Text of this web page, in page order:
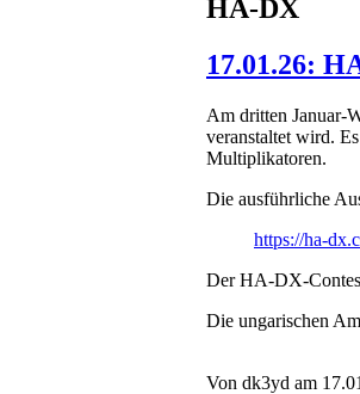
HA-DX
17.01.26:
Am dritten Januar-
veranstaltet wird.
Multiplikatoren.
Die ausführliche
https://ha-
Der HA-DX-
Die ungarischen
Von dk3yd am